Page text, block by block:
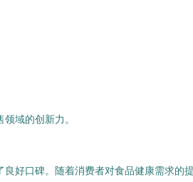
域的创新力。
好口碑。随着消费者对食品健康需求的